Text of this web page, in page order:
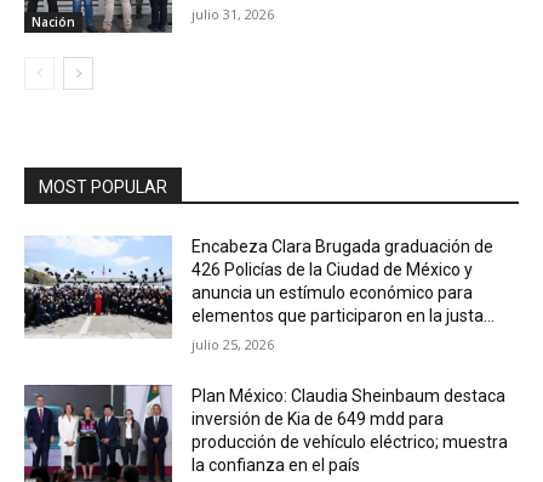
Nación julio 31, 2026
MOST POPULAR
Encabeza Clara Brugada graduación de
426 Policías de la Ciudad de México y
anuncia un estímulo económico para
elementos que participaron en la justa...
julio 25, 2026
Plan México: Claudia Sheinbaum destaca
inversión de Kia de 649 mdd para
producción de vehículo eléctrico; muestra
la confianza en el país